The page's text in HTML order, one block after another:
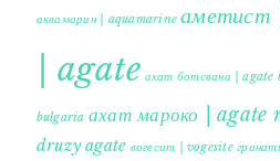
аквамарин | aquamarine аметист
| agate ахат ботсвана | agate
bulgaria ахат мароко | agate
druzy agate вогесит | vogesite